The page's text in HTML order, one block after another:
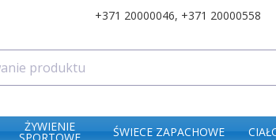
+371 20000046, +371 20000558
ŻYWIENIE ŚWIECE ZAPACHOWE